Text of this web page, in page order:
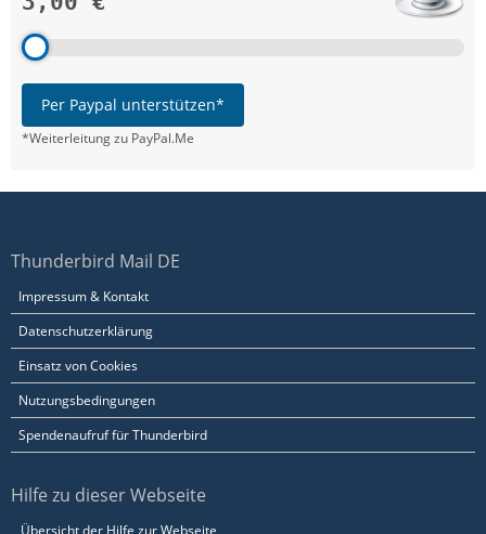
Per Paypal unterstützen*
*Weiterleitung zu PayPal.Me
Thunderbird Mail DE
Impressum & Kontakt
Datenschutzerklärung
Einsatz von Cookies
Nutzungsbedingungen
Spendenaufruf für Thunderbird
Hilfe zu dieser Webseite